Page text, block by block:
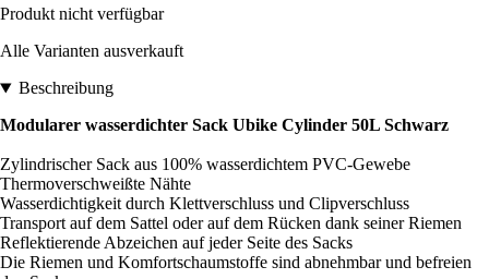
Produkt nicht verfügbar
Alle Varianten ausverkauft
Beschreibung
Modularer wasserdichter Sack Ubike Cylinder 50L Schwarz
Zylindrischer Sack aus 100% wasserdichtem PVC-Gewebe
Thermoverschweißte Nähte
Wasserdichtigkeit durch Klettverschluss und Clipverschluss
Transport auf dem Sattel oder auf dem Rücken dank seiner Riemen
Reflektierende Abzeichen auf jeder Seite des Sacks
Die Riemen und Komfortschaumstoffe sind abnehmbar und befreien